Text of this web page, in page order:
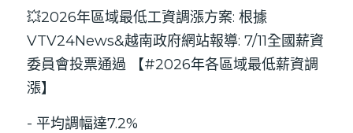
💥2026年區域最低工資調漲方案: 根據
VTV24News&越南政府網站報導: 7/11全國薪資
委員會投票通過 【#2026年各區域最低薪資調
漲】
- 平均調幅達7.2%